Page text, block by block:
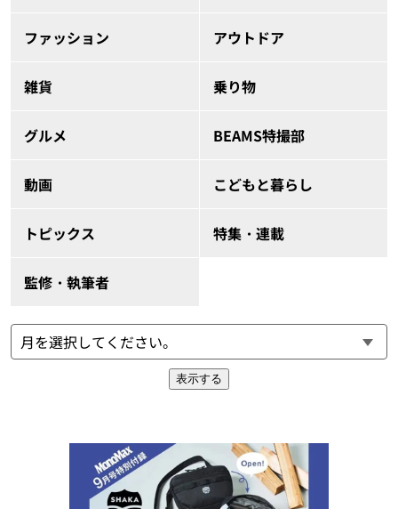
ファッション アウトドア
雑貨 乗り物
グルメ BEAMS特撮部
動画 こどもと暮らし
トピックス 特集・連載
監修・執筆者
表示する